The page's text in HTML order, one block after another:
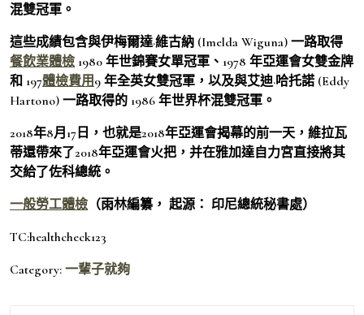
混雙冠軍。
這些成績包含與伊梅爾達·維古納 (Imelda Wiguna) 一路取得
餐飲業體檢 1980 年世錦賽女單冠軍、1978 年亞運會女雙金牌
和 197體檢費用 9 年全英女雙冠軍，以及與艾迪·哈托諾 (Eddy
Hartono) 一路取得的 1986 年世界杯混雙冠軍。
2018年8月17日，也就是2018年亞運會揭幕的前一天，維拉瓦
蒂還帶來了2018年亞運會火把，并在雅加達自力宮直接將其
交給了佐科總統。
一般勞工體檢 （雨林編纂， 起源： 印尼總統秘書處）
TC:healthcheck123
Category: 一輩子就夠